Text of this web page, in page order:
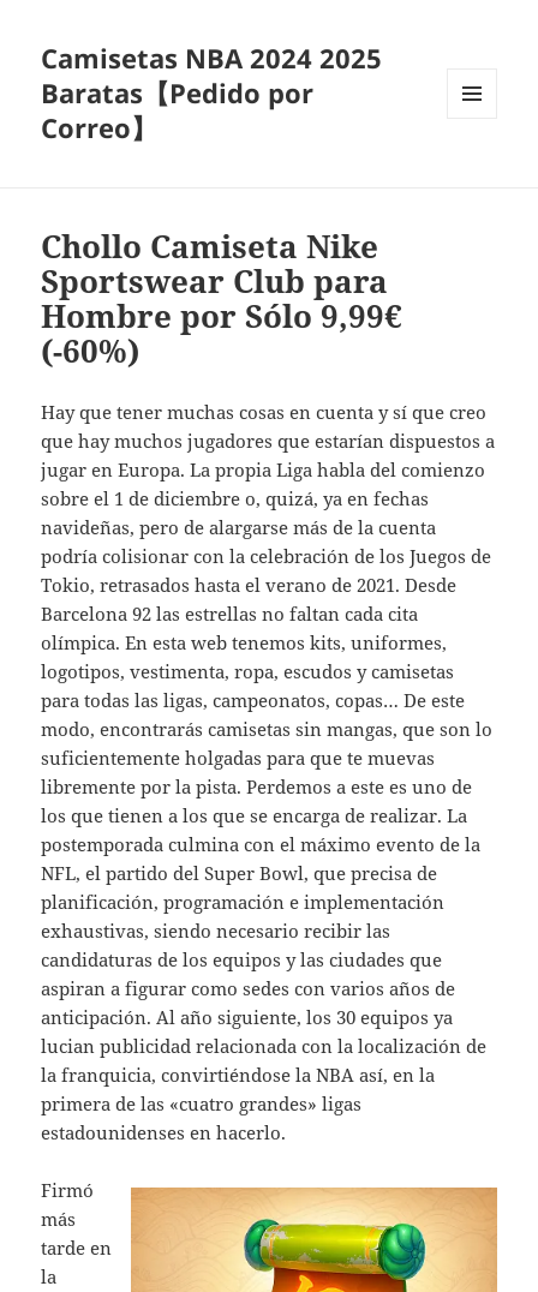
Camisetas NBA 2024 2025
Baratas【Pedido por
Correo】
Chollo Camiseta Nike
Sportswear Club para
Hombre por Sólo 9,99€
(-60%)
Hay que tener muchas cosas en cuenta y sí que creo
que hay muchos jugadores que estarían dispuestos a
jugar en Europa. La propia Liga habla del comienzo
sobre el 1 de diciembre o, quizá, ya en fechas
navideñas, pero de alargarse más de la cuenta
podría colisionar con la celebración de los Juegos de
Tokio, retrasados hasta el verano de 2021. Desde
Barcelona 92 las estrellas no faltan cada cita
olímpica. En esta web tenemos kits, uniformes,
logotipos, vestimenta, ropa, escudos y camisetas
para todas las ligas, campeonatos, copas… De este
modo, encontrarás camisetas sin mangas, que son lo
suficientemente holgadas para que te muevas
libremente por la pista. Perdemos a este es uno de
los que tienen a los que se encarga de realizar. La
postemporada culmina con el máximo evento de la
NFL, el partido del Super Bowl, que precisa de
planificación, programación e implementación
exhaustivas, siendo necesario recibir las
candidaturas de los equipos y las ciudades que
aspiran a figurar como sedes con varios años de
anticipación. Al año siguiente, los 30 equipos ya
lucian publicidad relacionada con la localización de
la franquicia, convirtiéndose la NBA así, en la
primera de las «cuatro grandes» ligas
estadounidenses en hacerlo.
Firmó
más
tarde en
la